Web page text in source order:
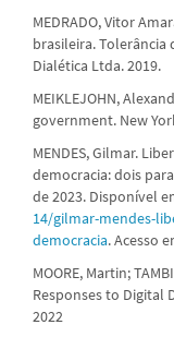
MEDRADO, Vitor
brasileira. Tolerância
Dialética Ltda. 2019.
MEIKLEJOHN,
government. New
MENDES, Gilmar.
democracia: dois
de 2023. Disponível
14/gilmar-mendes-
democracia. Acesso
MOORE, Martin;
Responses to Digital
2022